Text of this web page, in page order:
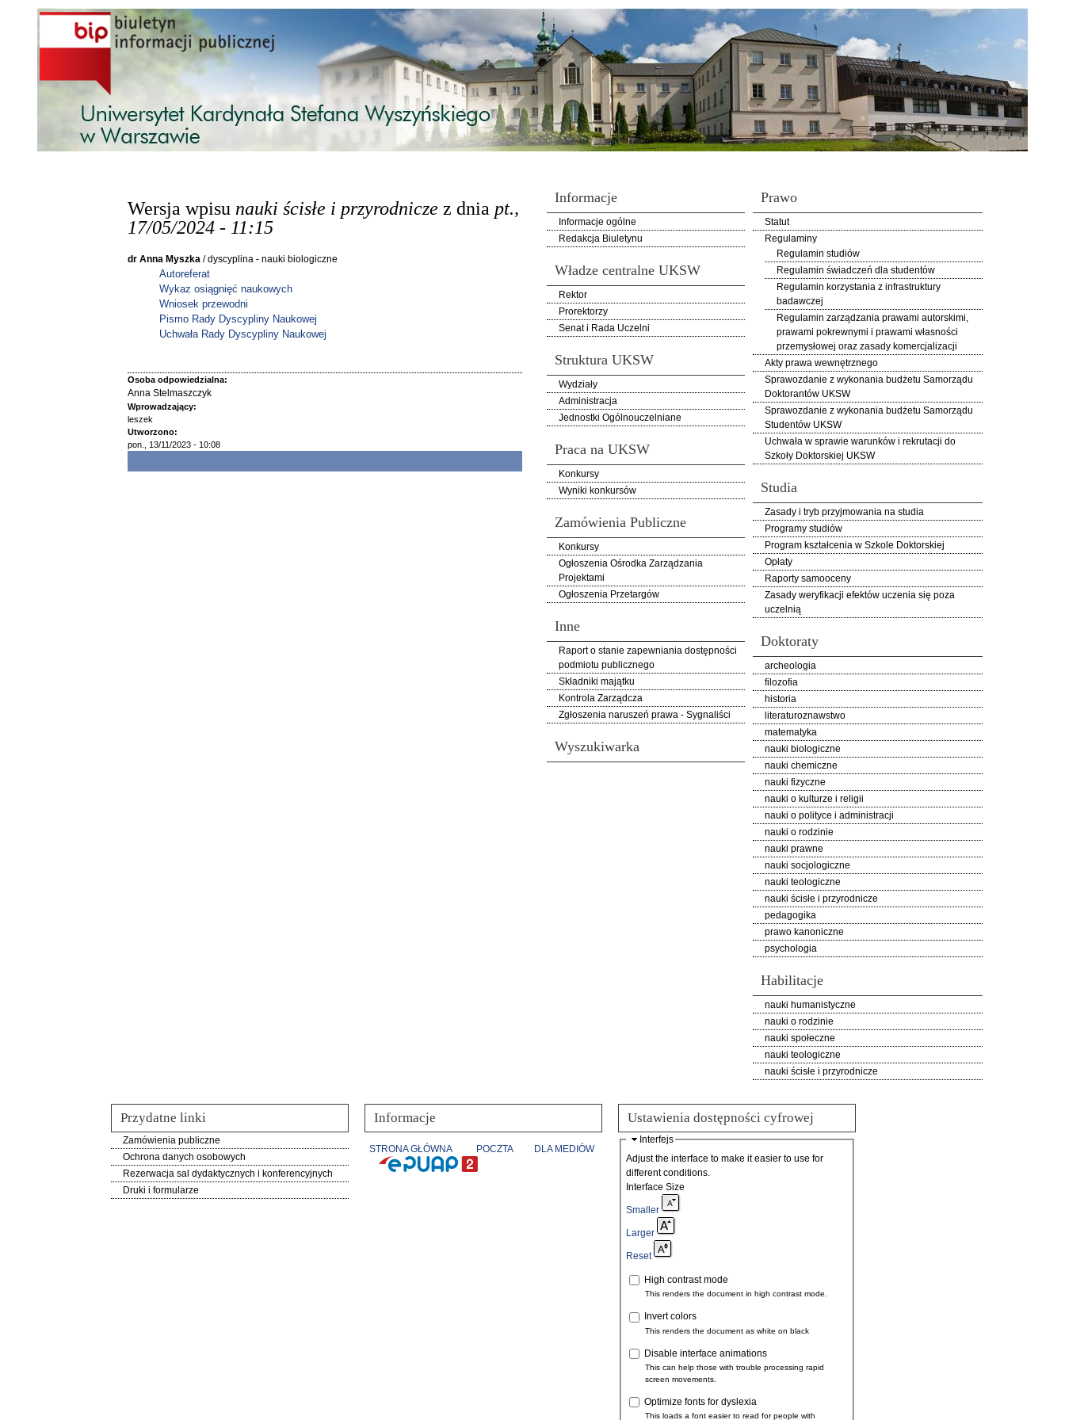
Przejdź do treści
Wersja wpisu nauki ścisłe i przyrodnicze z dnia pt.,
17/05/2024 - 11:15
dr Anna Myszka/ dyscyplina - nauki biologiczne
Autoreferat
Wykaz osiągnięć naukowych
Wniosek przewodni
Pismo Rady Dyscypliny Naukowej
Uchwała Rady Dyscypliny Naukowej
Osoba odpowiedzialna:
Anna Stelmaszczyk
Wprowadzający:
leszek
Utworzono:
pon., 13/11/2023 - 10:08
Informacje
Informacje ogólne
Redakcja Biuletynu
Władze centralne UKSW
Rektor
Prorektorzy
Senat i Rada Uczelni
Struktura UKSW
Wydziały
Administracja
Jednostki Ogólnouczelniane
Praca na UKSW
Konkursy
Wyniki konkursów
Zamówienia Publiczne
Konkursy
Ogłoszenia Ośrodka Zarządzania
Projektami
Ogłoszenia Przetargów
Inne
Raport o stanie zapewniania dostępności
podmiotu publicznego
Składniki majątku
Kontrola Zarządcza
Zgłoszenia naruszeń prawa - Sygnaliści
Wyszukiwarka
Prawo
Statut
Regulaminy
Regulamin studiów
Regulamin świadczeń dla studentów
Regulamin korzystania z infrastruktury
badawczej
Regulamin zarządzania prawami autorskimi,
prawami pokrewnymi i prawami własności
przemysłowej oraz zasady komercjalizacji
Akty prawa wewnętrznego
Sprawozdanie z wykonania budżetu Samorządu
Doktorantów UKSW
Sprawozdanie z wykonania budżetu Samorządu
Studentów UKSW
Uchwała w sprawie warunków i rekrutacji do
Szkoły Doktorskiej UKSW
Studia
Zasady i tryb przyjmowania na studia
Programy studiów
Program kształcenia w Szkole Doktorskiej
Opłaty
Raporty samooceny
Zasady weryfikacji efektów uczenia się poza
uczelnią
Doktoraty
archeologia
filozofia
historia
literaturoznawstwo
matematyka
nauki biologiczne
nauki chemiczne
nauki fizyczne
nauki o kulturze i religii
nauki o polityce i administracji
nauki o rodzinie
nauki prawne
nauki socjologiczne
nauki teologiczne
nauki ścisłe i przyrodnicze
pedagogika
prawo kanoniczne
psychologia
Habilitacje
nauki humanistyczne
nauki o rodzinie
nauki społeczne
nauki teologiczne
nauki ścisłe i przyrodnicze
Przydatne linki
Zamówienia publiczne
Ochrona danych osobowych
Rezerwacja sal dydaktycznych i konferencyjnych
Druki i formularze
Informacje
STRONA GŁÓWNA POCZTA DLA MEDIÓW
Ustawienia dostępności cyfrowej
Interfejs
Adjust the interface to make it easier to use for
different conditions.
Interface Size
Smaller
Larger
Reset
High contrast mode
This renders the document in high contrast mode.
Invert colors
This renders the document as white on black
Disable interface animations
This can help those with trouble processing rapid
screen movements.
Optimize fonts for dyslexia
This loads a font easier to read for people with